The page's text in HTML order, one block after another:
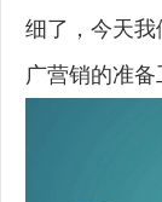
细了，今天
广营销的准备